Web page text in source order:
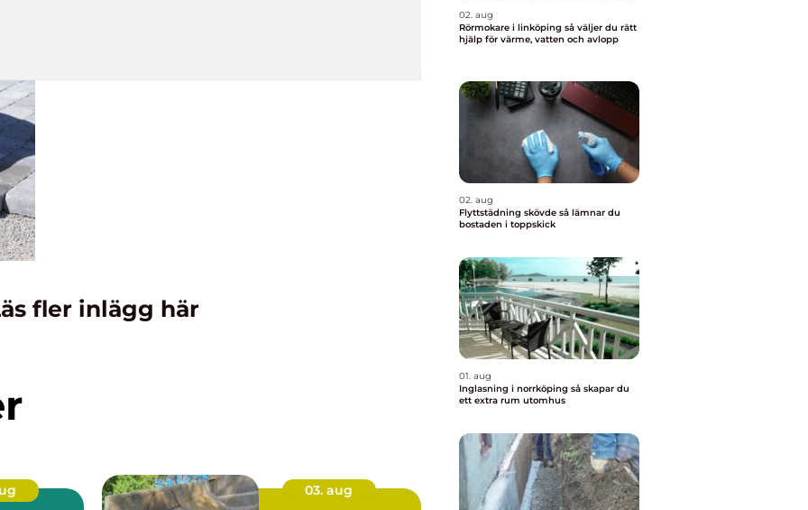
fler inlägg här
03. aug
02. aug
Rörmokare i linköping så väljer du rätt
hjälp för värme, vatten och avlopp
02. aug
Flyttstädning skövde så lämnar du
bostaden i toppskick
01. aug
Inglasning i norrköping så skapar du
ett extra rum utomhus